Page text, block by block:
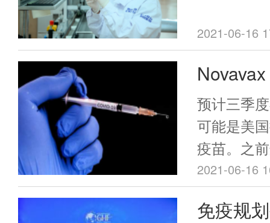
S（
Oxford,
Belgium）
2021-06-16
白新冠
露
预计三季
可能是美
疫苗。之
报出来是
2021-06-16
免疫规